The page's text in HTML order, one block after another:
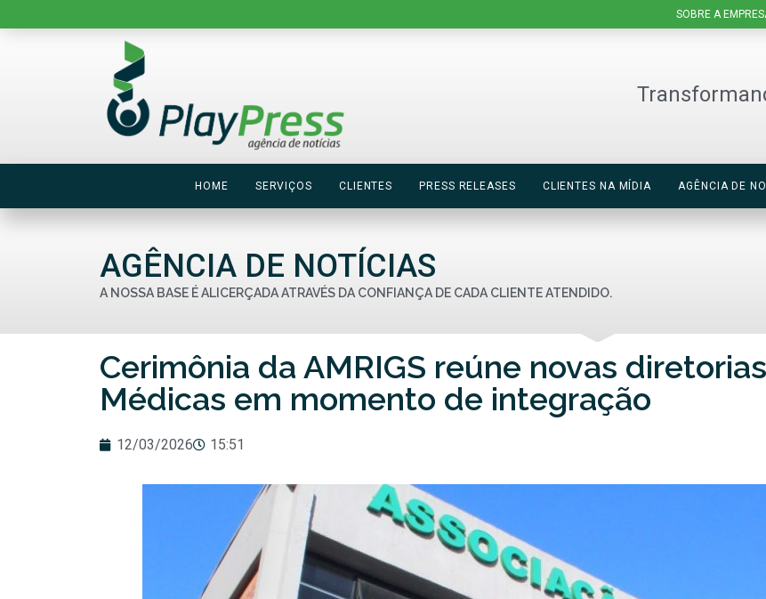
SOBRE A
HOME SERVIÇOS CLIENTES PRESS RELEASES CLIENTES NA MÍDIA AGÊNCIA DE
AGÊNCIA DE NOTÍCIAS
A NOSSA BASE É ALICERÇADA ATRAVÉS DA CONFIANÇA DE CADA CLIENTE ATENDIDO.
Cerimônia da AMRIGS reúne novas
Médicas em momento de integração
12/03/2026 15:51